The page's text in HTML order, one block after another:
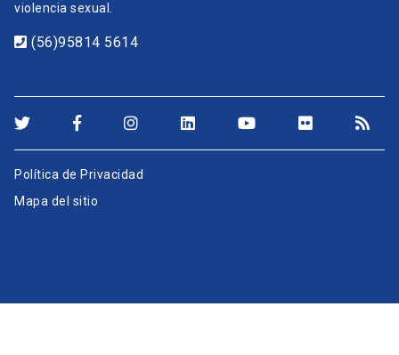
violencia sexual.
(56)95814 5614
Política de Privacidad
Mapa del sitio